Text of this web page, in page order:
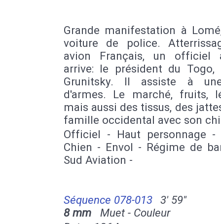
Grande manifestation à
voiture de police.
avion Français, un officiel
arrive: le président du Togo,
Grunitsky. Il assiste à
d'armes. Le marché, fruits,
mais aussi des tissus, des
famille occidental avec son
Officiel - Haut personnage
Chien - Envol - Régime de
Sud Aviation -
Séquence 078-013
3' 59''
8 mm Muet - Couleur